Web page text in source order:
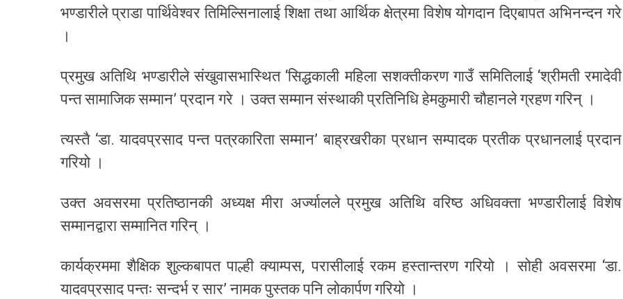
भण्डारीले प्राडा पार्थिवेश्वर तिमिल्सिनालाई शिक्षा तथा आर्थिक क्षेत्रमा विशेष योगदान दिएबापत अभिनन्दन गरे
।
प्रमुख अतिथि भण्डारीले संखुवासभास्थित ‘सिद्धकाली महिला सशक्तीकरण गाउँ समितिलाई ‘श्रीमती रमादेवी
पन्त सामाजिक सम्मान’ प्रदान गरे । उक्त सम्मान संस्थाकी प्रतिनिधि हेमकुमारी चौहानले ग्रहण गरिन् ।
त्यस्तै ‘डा. यादवप्रसाद पन्त पत्रकारिता सम्मान’ बाह्रखरीका प्रधान सम्पादक प्रतीक प्रधानलाई प्रदान
गरियो ।
उक्त अवसरमा प्रतिष्ठानकी अध्यक्ष मीरा अर्ज्यालले प्रमुख अतिथि वरिष्ठ अधिवक्ता भण्डारीलाई विशेष
सम्मानद्वारा सम्मानित गरिन् ।
कार्यक्रममा शैक्षिक शुल्कबापत पाल्ही क्याम्पस, परासीलाई रकम हस्तान्तरण गरियो । सोही अवसरमा ‘डा.
यादवप्रसाद पन्तः सन्दर्भ र सार’ नामक पुस्तक पनि लोकार्पण गरियो ।